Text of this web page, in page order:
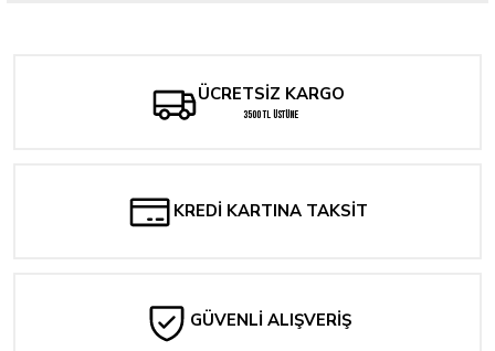
ÜCRETSİZ KARGO
3500 TL ÜSTÜNE
KREDİ KARTINA TAKSİT
GÜVENLİ ALIŞVERİŞ